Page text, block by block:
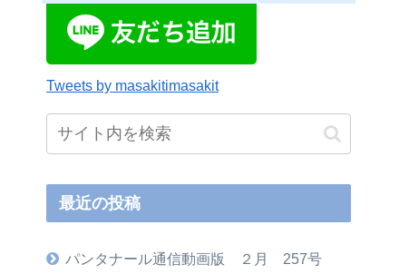
Tweets by masakitimasakit
最近の投稿
パンタナール通信動画版 ２月 257号